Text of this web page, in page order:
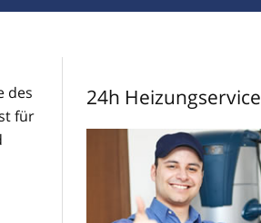
des
für
24h Heizungservice